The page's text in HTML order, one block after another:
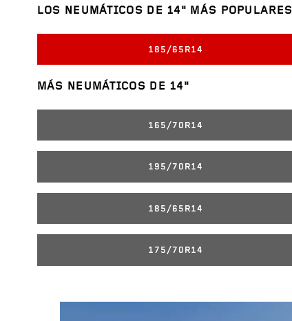
LOS NEUMÁTICOS DE 14" MÁS POPULARES
185/65R14
MÁS NEUMÁTICOS DE 14"
165/70R14
195/70R14
185/65R14
175/70R14